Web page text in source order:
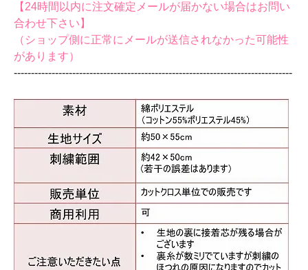
【24時間以内に注文確定メールが届かない場合はお問い
合わせ下さい】
（ショップ側に正常にメールが送信されなかった可能性
があります）
‐‐‐‐‐‐‐‐‐‐‐‐‐‐‐‐‐‐‐‐‐‐‐‐‐‐‐‐‐‐‐‐‐‐‐‐‐‐‐‐‐‐‐‐‐‐‐‐‐‐‐‐‐‐‐‐‐‐‐‐‐‐‐‐‐‐‐‐‐‐‐‐‐‐‐‐‐‐‐‐‐